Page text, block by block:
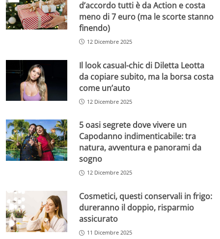
d’accordo tutti è da Action e costa
meno di 7 euro (ma le scorte stanno
finendo)
12 Dicembre 2025
Il look casual-chic di Diletta Leotta
da copiare subito, ma la borsa costa
come un’auto
12 Dicembre 2025
5 oasi segrete dove vivere un
Capodanno indimenticabile: tra
natura, avventura e panorami da
sogno
12 Dicembre 2025
Cosmetici, questi conservali in frigo:
dureranno il doppio, risparmio
assicurato
11 Dicembre 2025